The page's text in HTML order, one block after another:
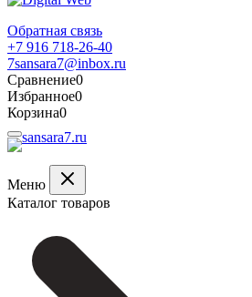
Обратная связь
+7 916 718-26-40
7sansara7@inbox.ru
Сравнение0
Избранное0
Корзина0
Меню
Каталог товаров